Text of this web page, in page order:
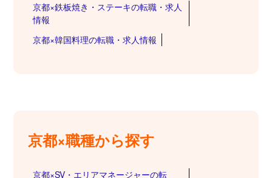
京都×鉄板焼き・ステーキの転職・求人
情報
京都×韓国料理の転職・求人情報
京都×職種から探す
京都×SV・エリアマネージャーの転